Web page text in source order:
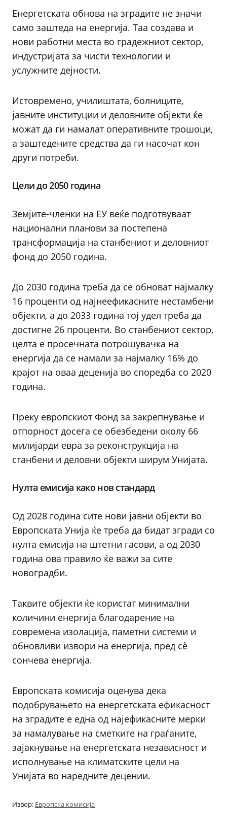
Енергетската обнова на зградите не значи
само заштеда на енергија. Таа создава и
нови работни места во градежниот сектор,
индустријата за чисти технологии и
услужните дејности.
Истовремено, училиштата, болниците,
јавните институции и деловните објекти ќе
можат да ги намалат оперативните трошоци,
а заштедените средства да ги насочат кон
други потреби.
Цели до 2050 година
Земјите-членки на ЕУ веќе подготвуваат
национални планови за постепена
трансформација на станбениот и деловниот
фонд до 2050 година.
До 2030 година треба да се обноват најмалку
16 проценти од најнеефикасните нестамбени
објекти, а до 2033 година тој удел треба да
достигне 26 проценти. Во станбениот сектор,
целта е просечната потрошувачка на
енергија да се намали за најмалку 16% до
крајот на оваа деценија во споредба со 2020
година.
Преку европскиот Фонд за закрепнување и
отпорност досега се обезбедени околу 66
милијарди евра за реконструкција на
станбени и деловни објекти ширум Унијата.
Нулта емисија како нов стандард
Од 2028 година сите нови јавни објекти во
Европската Унија ќе треба да бидат згради со
нулта емисија на штетни гасови, а од 2030
година ова правило ќе важи за сите
новоградби.
Таквите објекти ќе користат минимални
количини енергија благодарение на
современа изолација, паметни системи и
обновливи извори на енергија, пред сè
сончева енергија.
Европската комисија оценува дека
подобрувањето на енергетската ефикасност
на зградите е една од најефикасните мерки
за намалување на сметките на граѓаните,
зајакнување на енергетската независност и
исполнување на климатските цели на
Унијата во наредните децении.
Извор: Европска комисија